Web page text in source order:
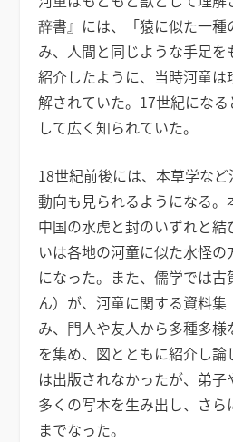
辞書』には、「猿に似た一種
み、人間と同じような手足を
紹介したように、当時河童は
解されていた。17世紀にな
して広く知られていた。
18世紀前後には、本草学な
動向も見られるようになる。
中国の水虎と封のいずれと結
いは各地の河童に似た水怪の
になった。また、儒学では
ん）が、河童に関する資料集
み、門人や友人から多種多
を集め、図とともに紹介し論
は出版されなかったが、弟子
多くの写本を生み出し、さ
までなった。